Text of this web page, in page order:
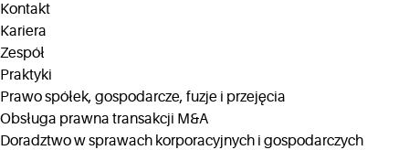
Kontakt
Kariera
Zespół
Praktyki
Prawo spółek, gospodarcze, fuzje i przejęcia
Obsługa prawna transakcji M&A
Doradztwo w sprawach korporacyjnych i gospodarczych